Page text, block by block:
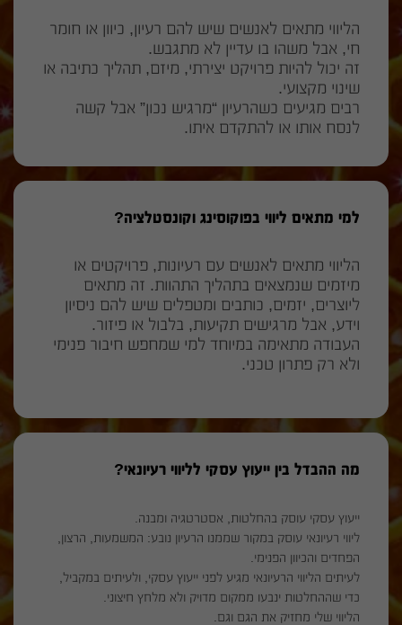
הליווי מתאים לאנשים שיש להם רעיון, כיוון או חומר
חי, אבל משהו בו עדיין לא מתגבש.
זה יכול להיות פרויקט יצירתי, מיזם, תהליך כתיבה או
שינוי מקצועי.
רבים מגיעים כשהרעיון “מרגיש נכון” אבל קשה
לנסח אותו או להתקדם איתו.
למי מתאים ליווי בפוקוסינג וקונסטלציה?
הליווי מתאים לאנשים עם רעיונות, פרויקטים או
מיזמים שנמצאים בתהליך התהוות. זה מתאים
ליוצרים, יזמים, כותבים ומטפלים שיש להם ניסיון
וידע, אבל מרגישים תקיעות, בלבול או פיזור.
העבודה מתאימה במיוחד למי שמחפש חיבור פנימי
ולא רק פתרון טכני.
מה ההבדל בין ייעוץ עסקי לליווי רעיונאי?
ייעוץ עסקי עוסק בהחלטות, אסטרטגיה ומבנה.
ליווי רעיונאי עוסק במקור שממנו הרעיון נובע: המשמעות, הרצון,
הפחדים והכיוון הפנימי.
לעיתים הליווי הרעיונאי מגיע לפני ייעוץ עסקי, ולעיתים במקביל,
כדי שההחלטות ינבעו ממקום מדויק ולא מלחץ חיצוני.
הליווי שלי מחזיק את הגם וגם.